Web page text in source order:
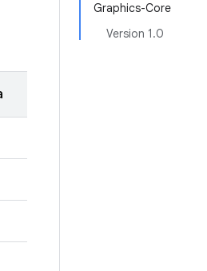
Graphics-Core
Version 1.0